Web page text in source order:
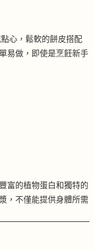
心，鬆軟的餅皮搭配
易做，即使是烹飪新手
富的植物蛋白和獨特的
，不僅能提供身體所需